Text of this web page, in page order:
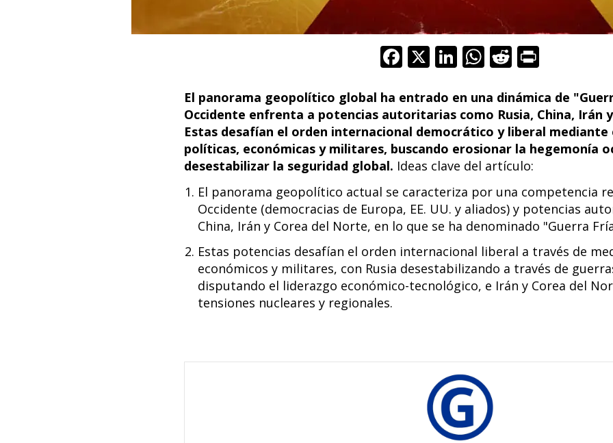
F
e
b
o
o
k
X Li
k
e
dI
n
W
at
s
A
p
p
R
d
di
t
t
El panorama geopolítico global ha entrado en una dinámica de
Occidente enfrenta a potencias autoritarias como Rusia, China, Irán
Estas desafían el orden internacional democrático y liberal
políticas, económicas y militares, buscando erosionar la hegemonía
desestabilizar la seguridad global. Ideas clave del artículo:
El panorama geopolítico actual se caracteriza por una competencia
Occidente (democracias de Europa, EE. UU. y aliados) y potencias
China, Irán y Corea del Norte, en lo que se ha denominado "Guerra
Estas potencias desafían el orden internacional liberal a través de
económicos y militares, con Rusia desestabilizando a través de
disputando el liderazgo económico-tecnológico, e Irán y Corea del
tensiones nucleares y regionales.